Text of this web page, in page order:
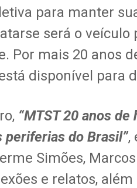
para manter
será o veículo
Por mais 20 anos
disponível para
“MTST 20 anos
periferias do Brasil”,
Simões,
e relatos,